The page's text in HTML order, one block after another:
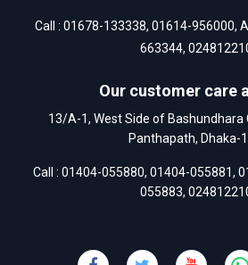
Call : 01678-133338, 01614-956000,
663344,
Our customer care
13/A-1, West Side of Bashundhara
Panthapath, Dhaka-
Call : 01404-055880, 01404-055881,
055883,